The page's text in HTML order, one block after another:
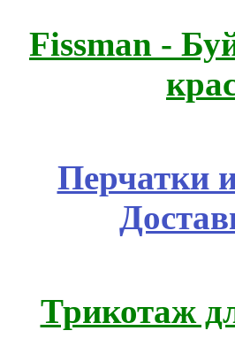
Fissmаn -
Перчатки
Трикотаж